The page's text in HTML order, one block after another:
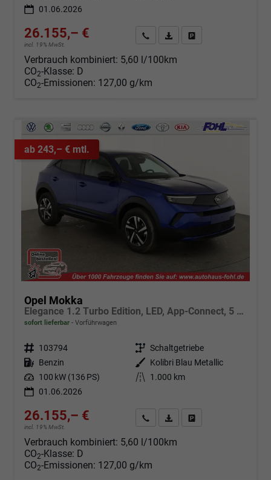
01.06.2026
26.155,– €
incl. 19% MwSt.
Angebot anfordern
Fahrzeugexpose (PDF)
Verbrauch kombiniert: 5,60 l/100km
CO2-Klasse: D
CO2-Emissionen: 127,00 g/km
ab 243,– € mtl.
Opel Mokka
Elegance 1.2 Turbo Edition, LED, App-Connect, 5 J.-Garantie
sofort lieferbar Vorführwagen
Fahrzeugnr. 103794 Getriebe Schaltgetriebe
Kraftstoff Benzin Außenfarbe
Kolibri Blau Metallic
Leistung 100 kW (136 PS) Kilometerstand
1.000 km
01.06.2026
26.155,– €
incl. 19% MwSt.
Angebot anfordern
Fahrzeugexpose (PDF)
Verbrauch kombiniert: 5,60 l/100km
CO2-Klasse: D
CO2-Emissionen: 127,00 g/km